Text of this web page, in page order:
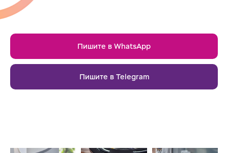
Пишите в WhatsApp
Пишите в Telegram